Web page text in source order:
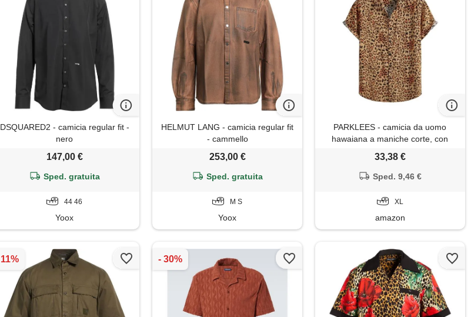
DSQUARED2 - camicia regular fit -
nero
147,00 €
Sped. gratuita
44 46
Yoox
HELMUT LANG - camicia regular fit
- cammello
253,00 €
Sped. gratuita
M S
Yoox
PARKLEES - camicia da uomo
hawaiana a maniche corte, con
vintage, xl
33,38 €
Sped. 9,46 €
XL
amazon